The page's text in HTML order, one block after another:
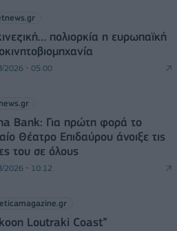
πολιορκία η ευρωπαϊκή
2026 - 05:00
Bank: Για πρώτη φορά το
Θέατρο Επιδαύρου άνοιξε τις
του σε όλους
2026 - 10:12
Loutraki Coast”